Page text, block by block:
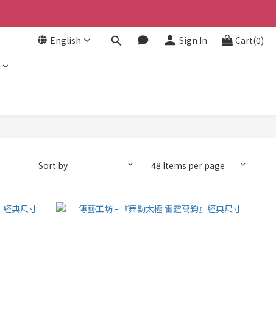
English Sign In Cart(0)
Sort by 48 Items per page